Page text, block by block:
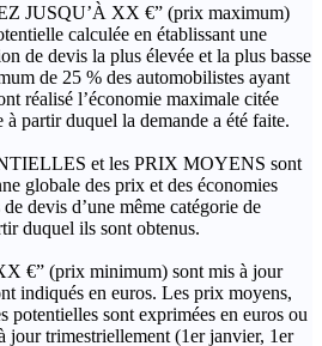
JUSQU’À XX €” (prix maximum)
calculée en établissant une
de devis la plus élevée et la plus basse
de 25 % des automobilistes ayant
réalisé l’économie maximale citée
partir duquel la demande a été faite.
et les PRIX MOYENS sont
globale des prix et des économies
devis d’une même catégorie de
duquel ils sont obtenus.
€” (prix minimum) sont mis à jour
indiqués en euros. Les prix moyens,
potentielles sont exprimées en euros ou
jour trimestriellement (1er janvier, 1er